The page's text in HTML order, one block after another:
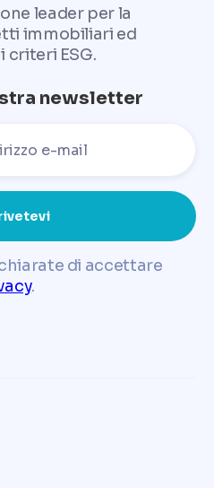
leader per la
immobiliari ed
ESG.
newsletter
di accettare
.